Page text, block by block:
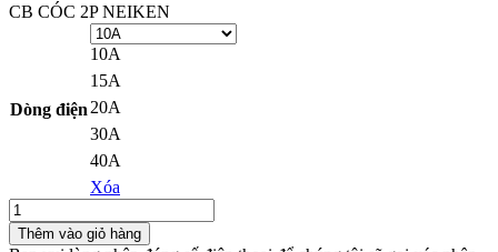
CB CÓC 2P NEIKEN
Dòng điện
10A
15A
20A
30A
40A
Xóa
Số
lượng
Thêm vào giỏ hàng